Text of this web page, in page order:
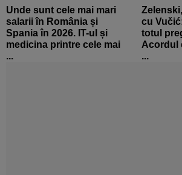
Unde sunt cele mai mari
salarii în România și
Spania în 2026. IT-ul și
medicina printre cele mai
...
cu
totul
Acordul
...